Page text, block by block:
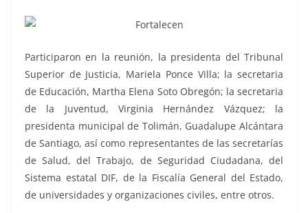
Participaron en la reunión, la presidenta del Tribunal
Superior de Justicia, Mariela Ponce Villa; la secretaria
de Educación, Martha Elena Soto Obregón; la secretaria
de la Juventud, Virginia Hernández Vázquez; la
presidenta municipal de Tolimán, Guadalupe Alcántara
de Santiago, así como representantes de las secretarías
de Salud, del Trabajo, de Seguridad Ciudadana, del
Sistema estatal DIF, de la Fiscalía General del Estado,
de universidades y organizaciones civiles, entre otros.